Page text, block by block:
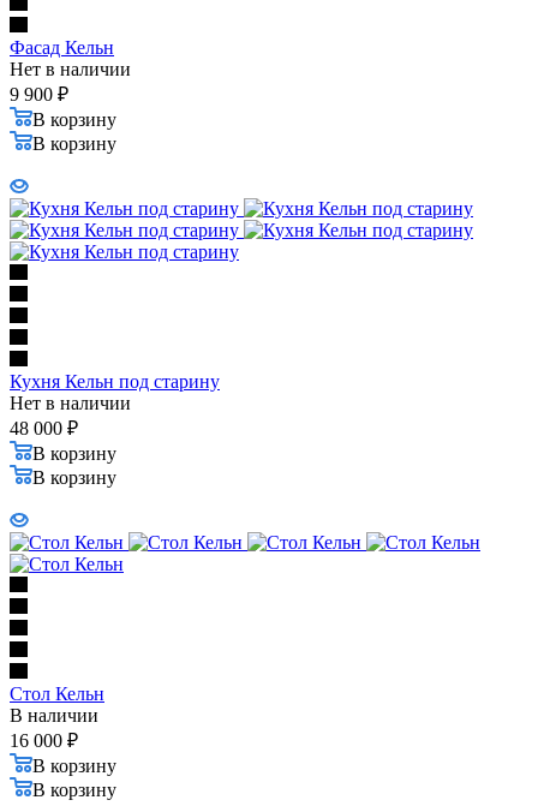
Фасад Кельн
Нет в наличии
9 900 ₽
В корзину
В корзину
Кухня Кельн под старину
Нет в наличии
48 000 ₽
В корзину
В корзину
Стол Кельн
В наличии
16 000 ₽
В корзину
В корзину